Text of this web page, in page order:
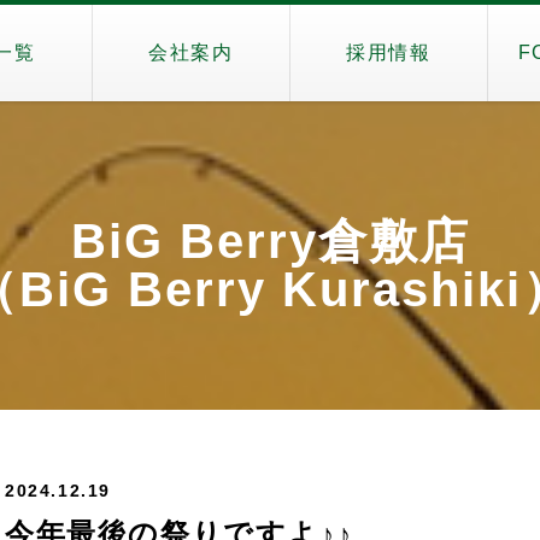
覧 会社案内 採用情報
BiG Berry倉敷店
BiG Berry Kurashiki
2024.12.19
今年最後の祭りですよ♪♪